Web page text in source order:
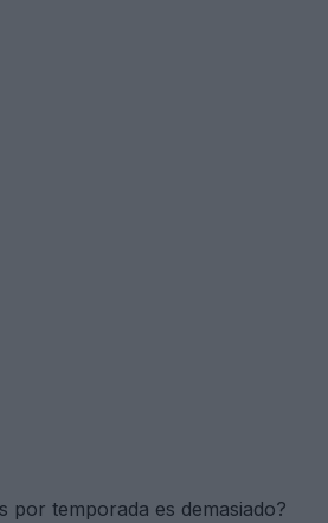
por temporada es demasiado?